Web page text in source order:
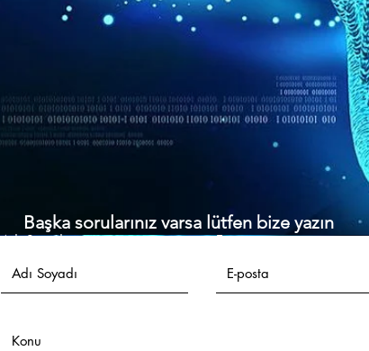
Başka sorularınız varsa lütfen bize yazın
Adı Soyadı E-posta